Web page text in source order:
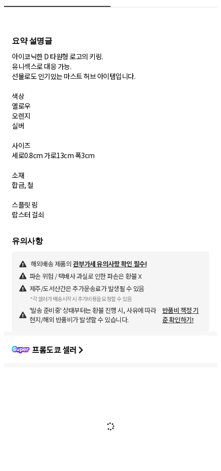
요약 설명글
아이코닉한 D 타원형 로고의 키링.
유니섹스로 대응 가능.
선물로도 인기있는 마스트 허브 아이템입니다.
색상
옐로우
오렌지
실버
사이즈
세로0.8cm 가로13cm 폭3cm
소재
합금, 철
스플릿 링
랍스터 걸쇠
유의사항
해외배송 제품의 관부가세 유의사항 확인 필수!
파손 위험 / 택배사 과실로 인한 파손은 환불 X
제주/도서산간은 추가운송료가 발생될 수 있음
*각 셀러가 배송시작 시 추가비용을 요청할 수 있음
'발송 준비중' 상태부터는 환불 진행 시, 사유에 따라
현지/해외 반품비가 발생할 수 있습니다.
반품비 책정 기
준 확인하기!
프롬도쿄 셀러